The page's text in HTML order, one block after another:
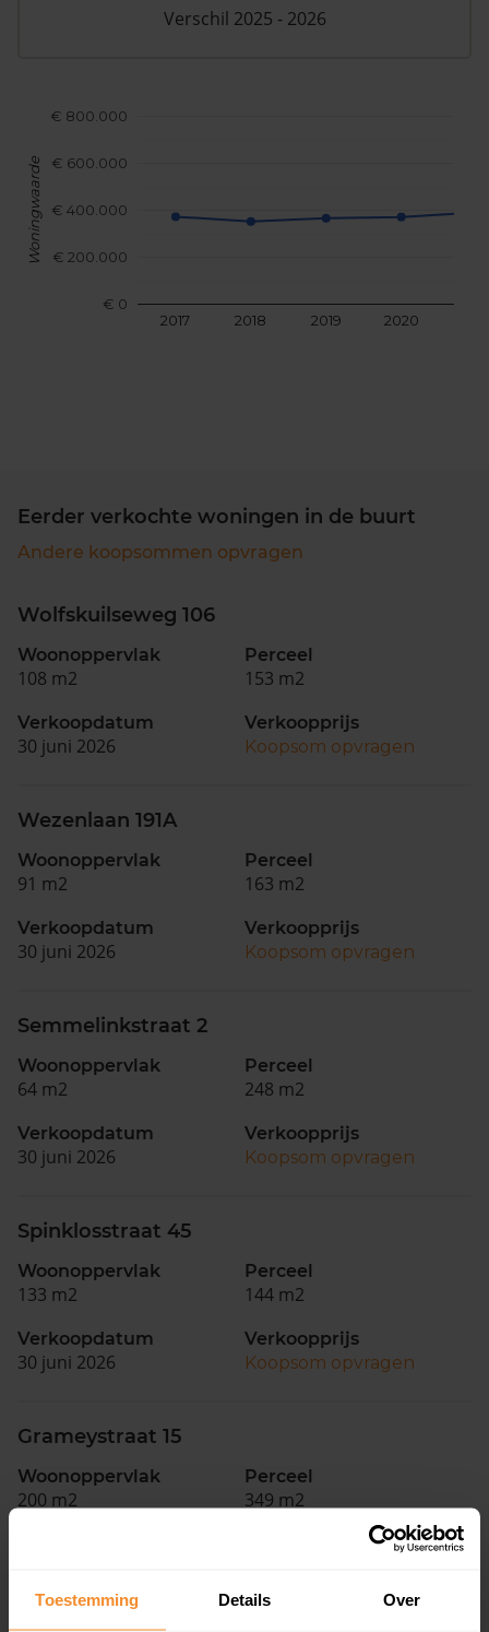
Toestemming Details Over
2017 2018 2019 2020
€ 0
€ 200.000
€ 400.000
€ 600.000
€ 800.000
Woningwaarde
Verschil 2025 - 2026
Eerder verkochte woningen in de buurt
Andere koopsommen opvragen
Wolfskuilseweg 106
Woonoppervlak
108 m2
Perceel
153 m2
Verkoopdatum
30 juni 2026
Verkoopprijs
Koopsom opvragen
Wezenlaan 191A
Woonoppervlak
91 m2
Perceel
163 m2
Verkoopdatum
30 juni 2026
Verkoopprijs
Koopsom opvragen
Semmelinkstraat 2
Woonoppervlak
64 m2
Perceel
248 m2
Verkoopdatum
30 juni 2026
Verkoopprijs
Koopsom opvragen
Spinklosstraat 45
Woonoppervlak
133 m2
Perceel
144 m2
Verkoopdatum
30 juni 2026
Verkoopprijs
Koopsom opvragen
Grameystraat 15
Woonoppervlak
200 m2
Perceel
349 m2